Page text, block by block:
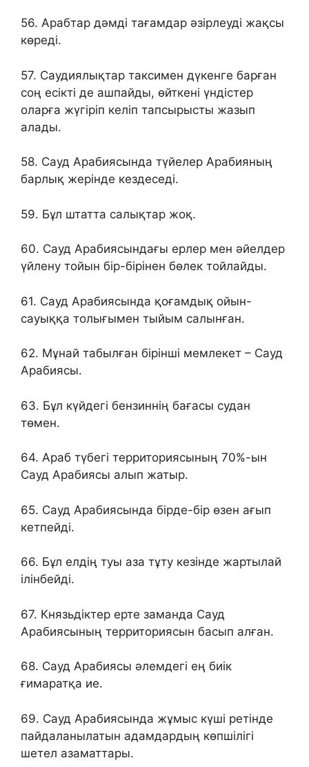
56. Арабтар дәмді тағамдар әзірлеуді жақсы
көреді.
57. Саудиялықтар таксимен дүкенге барған
соң есікті де ашпайды, өйткені үндістер
оларға жүгіріп келіп тапсырысты жазып
алады.
58. Сауд Арабиясында түйелер Арабияның
барлық жерінде кездеседі.
59. Бұл штатта салықтар жоқ.
60. Сауд Арабиясындағы ерлер мен әйелдер
үйлену тойын бір-бірінен бөлек тойлайды.
61. Сауд Арабиясында қоғамдық ойын-
сауыққа толығымен тыйым салынған.
62. Мұнай табылған бірінші мемлекет – Сауд
Арабиясы.
63. Бұл күйдегі бензиннің бағасы судан
төмен.
64. Араб түбегі территориясының 70%-ын
Сауд Арабиясы алып жатыр.
65. Сауд Арабиясында бірде-бір өзен ағып
кетпейді.
66. Бұл елдің туы аза тұту кезінде жартылай
ілінбейді.
67. Князьдіктер ерте заманда Сауд
Арабиясының территориясын басып алған.
68. Сауд Арабиясы әлемдегі ең биік
ғимаратқа ие.
69. Сауд Арабиясында жұмыс күші ретінде
пайдаланылатын адамдардың көпшілігі
шетел азаматтары.